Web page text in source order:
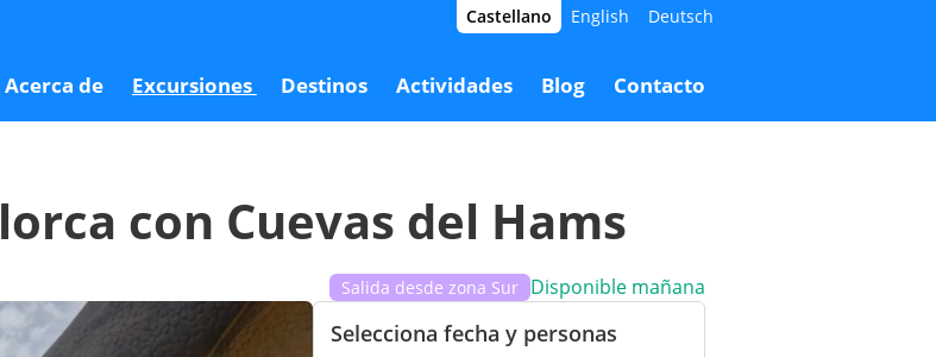
Acerca de Excursiones Destinos Actividades Blog Contacto
Castellano English Deutsch
49,00 € 34,00 € Reservar
con Cuevas del Hams
Salida desde zona Sur Disponible mañana
Selecciona fecha y personas